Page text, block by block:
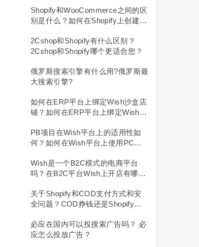
Shopify和WooCommerce之间的区
别是什么？如何在Shopify上创建一
2Cshop和Shopify有什么区别？
2Cshop和Shopify哪个更适合您？
俄罗斯搜索引擎有什么用?俄罗斯最
大搜索引擎?
如何在ERP平台上绑定Wish沙盒店
铺？如何在ERP平台上绑定Wish平
PB项目在Wish平台上的适用性如
何？如何在Wish平台上使用PC链
Wish是一个B2C模式的电商平台
吗？在B2C平台Wish上开店有哪些
关于Shopify和COD支付方式和安
全问题？COD挣钱还是Shopify挣
必应在国内可以投搜索广告吗？ 必
应怎么投放广告？